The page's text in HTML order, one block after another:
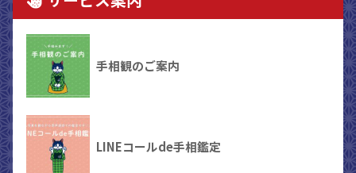
手相観のご案内
LINEコールde手相鑑定